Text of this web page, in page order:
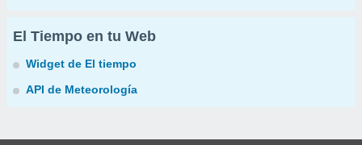
El Tiempo en tu Web
Widget de El tiempo
API de Meteorología